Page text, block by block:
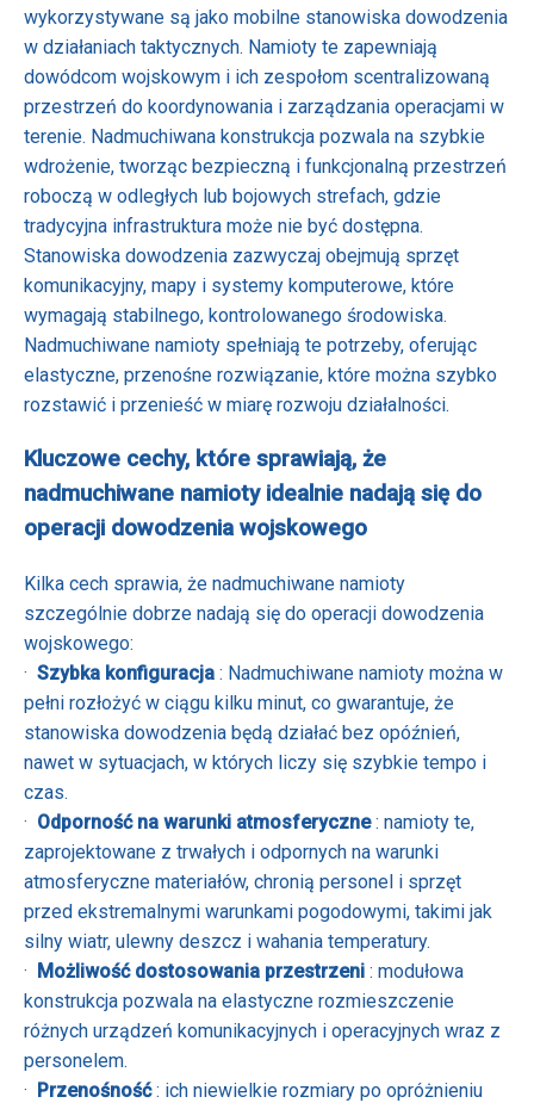
wykorzystywane są jako mobilne stanowiska dowodzenia
w działaniach taktycznych. Namioty te zapewniają
dowódcom wojskowym i ich zespołom scentralizowaną
przestrzeń do koordynowania i zarządzania operacjami w
terenie. Nadmuchiwana konstrukcja pozwala na szybkie
wdrożenie, tworząc bezpieczną i funkcjonalną przestrzeń
roboczą w odległych lub bojowych strefach, gdzie
tradycyjna infrastruktura może nie być dostępna.
Stanowiska dowodzenia zazwyczaj obejmują sprzęt
komunikacyjny, mapy i systemy komputerowe, które
wymagają stabilnego, kontrolowanego środowiska.
Nadmuchiwane namioty spełniają te potrzeby, oferując
elastyczne, przenośne rozwiązanie, które można szybko
rozstawić i przenieść w miarę rozwoju działalności.
Kluczowe cechy, które sprawiają, że
nadmuchiwane namioty idealnie nadają się do
operacji dowodzenia wojskowego
Kilka cech sprawia, że ​​nadmuchiwane namioty
szczególnie dobrze nadają się do operacji dowodzenia
wojskowego:
· Szybka konfiguracja : Nadmuchiwane namioty można w
pełni rozłożyć w ciągu kilku minut, co gwarantuje, że
stanowiska dowodzenia będą działać bez opóźnień,
nawet w sytuacjach, w których liczy się szybkie tempo i
czas.
· Odporność na warunki atmosferyczne: namioty te,
zaprojektowane z trwałych i odpornych na warunki
atmosferyczne materiałów, chronią personel i sprzęt
przed ekstremalnymi warunkami pogodowymi, takimi jak
silny wiatr, ulewny deszcz i wahania temperatury.
· Możliwość dostosowania przestrzeni : modułowa
konstrukcja pozwala na elastyczne rozmieszczenie
różnych urządzeń komunikacyjnych i operacyjnych wraz z
personelem.
· Przenośność: ich niewielkie rozmiary po opróżnieniu